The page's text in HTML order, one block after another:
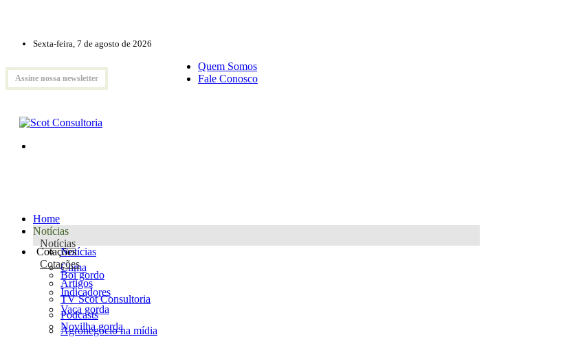
Sexta-feira, 7 de agosto de 2026
Assine nossa newsletter
Quem Somos
Fale Conosco
Home
Notícias
Notícias
Notícias
Clima
Artigos
TV Scot Consultoria
Podcasts
Agronegócio na mídia
Cotações
Cotações
Boi gordo
Indicadores
Vaca gorda
Novilha gorda